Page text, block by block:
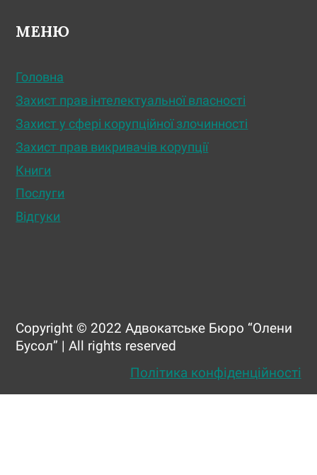
МЕНЮ
Головна
Захист прав інтелектуальної власності
Захист у сфері корупційної злочинності
Захист прав викривачів корупції
Книги
Послуги
Відгуки
Copyright © 2022 Адвокатське Бюро “Олени
Бусол” | All rights reserved
Політика конфіденційності